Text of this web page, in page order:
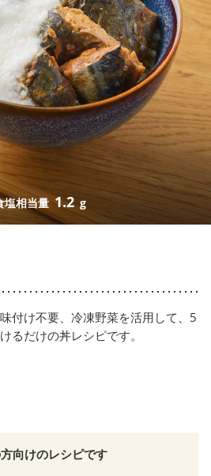
塩相当量1.2 g
付け不要、冷凍野菜を活用して、5
るだけの丼レシピです。
向けのレシピです